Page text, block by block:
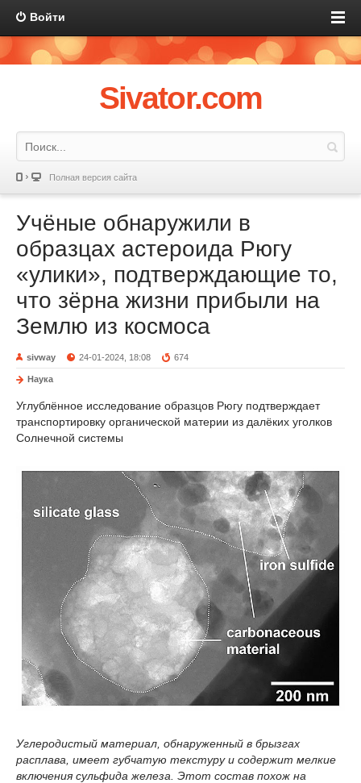
Войти
Sivator.com
Полная версия сайта
Учёные обнаружили в
образцах астероида Рюгу
«улики», подтверждающие то,
что зёрна жизни прибыли на
Землю из космоса
sivway 24-01-2024, 18:08 674
Наука
Углублённое исследование образцов Рюгу подтверждает
транспортировку органической материи из далёких уголков
Солнечной системы
Углеродистый материал, обнаруженный в брызгах
расплава, имеет губчатую текстуру и содержит мелкие
включения сульфида железа. Этот состав похож на